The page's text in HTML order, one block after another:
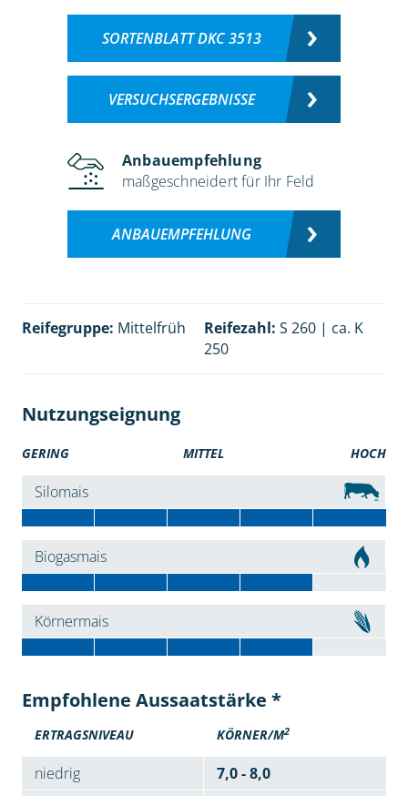
SORTENBLATT DKC 3513
VERSUCHSERGEBNISSE
Anbauempfehlung
maßgeschneidert für Ihr Feld
ANBAUEMPFEHLUNG
Reifegruppe: Mittelfrüh Reifezahl: S 260 | ca. K
250
Nutzungseignung
GERING MITTEL HOCH
Silomais
Biogasmais
Körnermais
Empfohlene Aussaatstärke *
ERTRAGSNIVEAU KÖRNER/M2
niedrig
7,0 - 8,0